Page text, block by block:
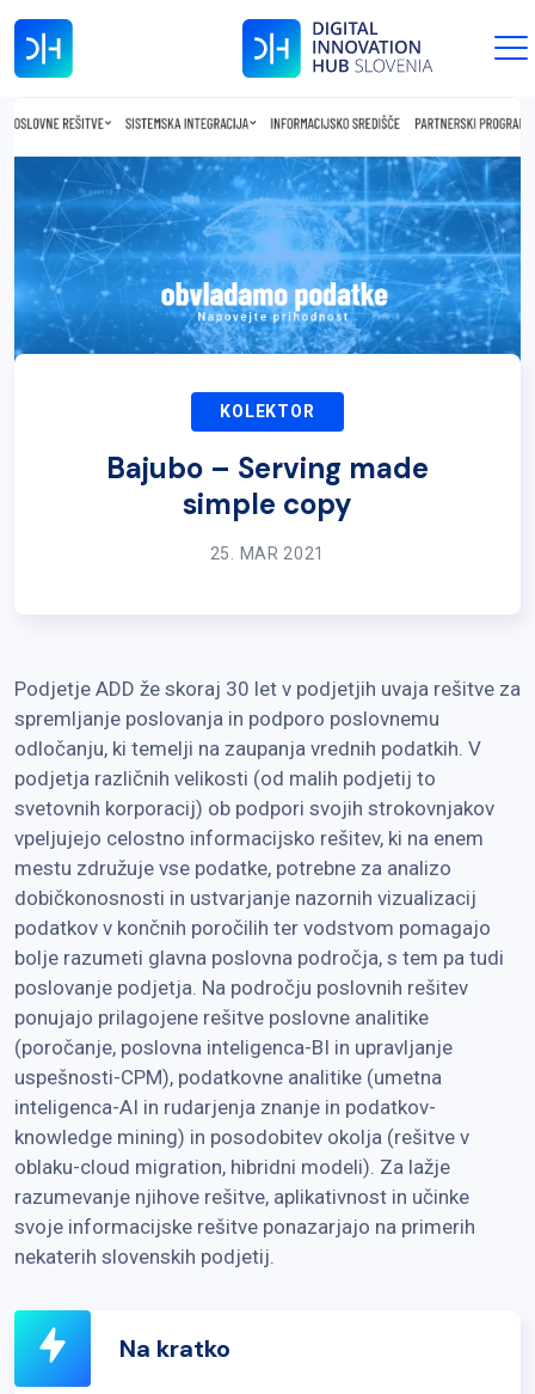
KOLEKTOR
Bajubo – Serving made
simple copy
25. MAR 2021
Podjetje ADD že skoraj 30 let v podjetjih uvaja rešitve za
spremljanje poslovanja in podporo poslovnemu
odločanju, ki temelji na zaupanja vrednih podatkih. V
podjetja različnih velikosti (od malih podjetij to
svetovnih korporacij) ob podpori svojih strokovnjakov
vpeljujejo celostno informacijsko rešitev, ki na enem
mestu združuje vse podatke, potrebne za analizo
dobičkonosnosti in ustvarjanje nazornih vizualizacij
podatkov v končnih poročilih ter vodstvom pomagajo
bolje razumeti glavna poslovna področja, s tem pa tudi
poslovanje podjetja. Na področju poslovnih rešitev
ponujajo prilagojene rešitve poslovne analitike
(poročanje, poslovna inteligenca-BI in upravljanje
uspešnosti-CPM), podatkovne analitike (umetna
inteligenca-AI in rudarjenja znanje in podatkov-
knowledge mining) in posodobitev okolja (rešitve v
oblaku-cloud migration, hibridni modeli). Za lažje
razumevanje njihove rešitve, aplikativnost in učinke
svoje informacijske rešitve ponazarjajo na primerih
nekaterih slovenskih podjetij.
Na kratko